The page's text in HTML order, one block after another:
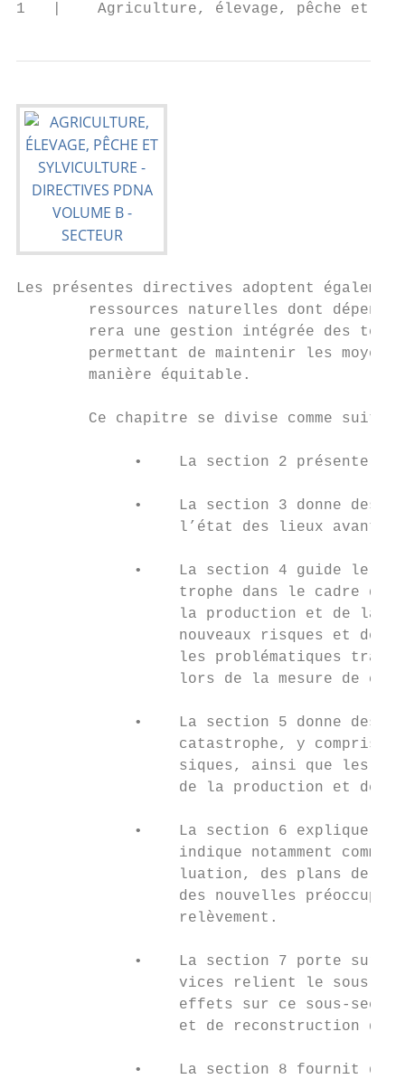
1   |    Agriculture, élevage, pêche et
Les présentes directives adoptent
ressources naturelles dont
rera une gestion intégrée des
permettant de maintenir les
        manière équitable.
        Ce chapitre se divise comme suit:
•    La section 2 présente
•    La section 3 donne des
l’état des lieux avant
•    La section 4 guide le
trophe dans le cadre de
la production et de la
nouveaux risques et de
les problématiques
lors de la mesure de ces
•    La section 5 donne des
catastrophe, y compris
siques, ainsi que les
de la production et de
•    La section 6 explique
indique notamment
luation, des plans de
des nouvelles
                  relèvement.
•    La section 7 porte sur
vices relient le sous-
effets sur ce sous-
et de reconstruction des
•    La section 8 fournit